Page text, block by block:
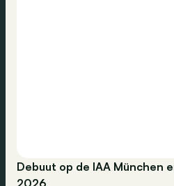
Debuut op de IAA München